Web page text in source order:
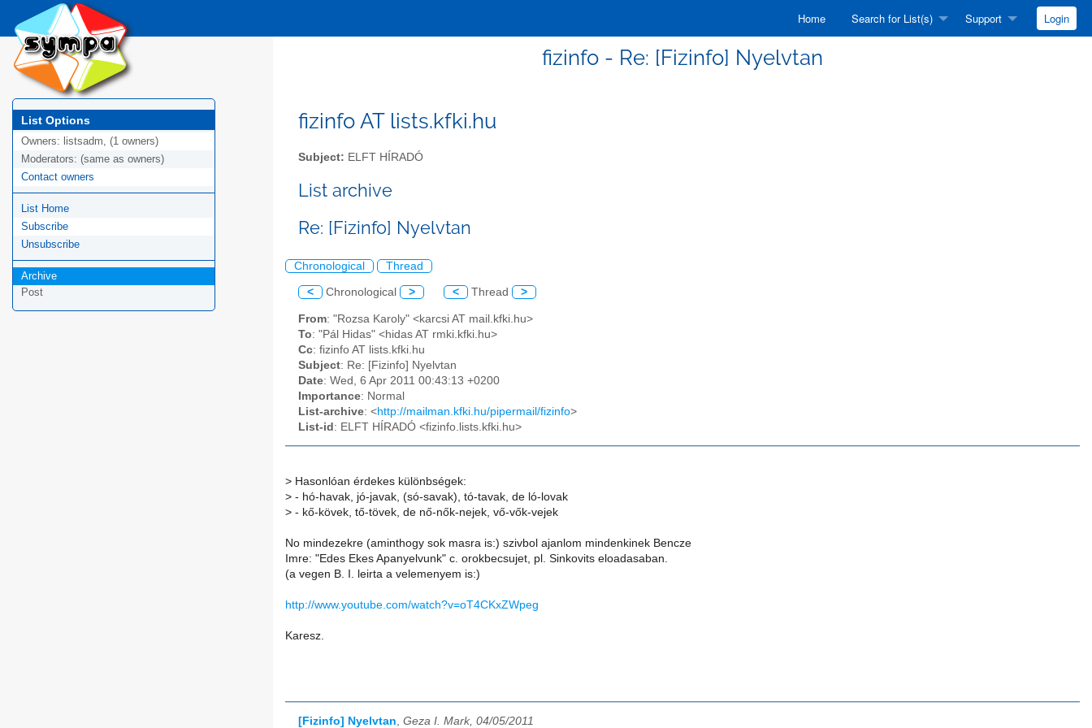
Home Search for List(s) Support Login
fizinfo - Re: [Fizinfo] Nyelvtan
List Options
Owners: listsadm, (1 owners)
Moderators: (same as owners)
Contact owners
List Home
Subscribe
Unsubscribe
Archive
Post
fizinfo AT lists.kfki.hu
Subject: ELFT HÍRADÓ
List archive
Re: [Fizinfo] Nyelvtan
Chronological Thread
< Chronological > < Thread >
From: "Rozsa Karoly" <karcsi AT mail.kfki.hu>
To: "Pál Hidas" <hidas AT rmki.kfki.hu>
Cc: fizinfo AT lists.kfki.hu
Subject: Re: [Fizinfo] Nyelvtan
Date: Wed, 6 Apr 2011 00:43:13 +0200
Importance: Normal
List-archive: <http://mailman.kfki.hu/pipermail/fizinfo>
List-id : ELFT HÍRADÓ <fizinfo.lists.kfki.hu>
> Hasonlóan érdekes különbségek:
> - hó-havak, jó-javak, (só-savak), tó-tavak, de ló-lovak
> - kő-kövek, tő-tövek, de nő-nők-nejek, vő-vők-vejek
No mindezekre (aminthogy sok masra is:) szivbol ajanlom mindenkinek Bencze
Imre: "Edes Ekes Apanyelvunk" c. orokbecsujet, pl. Sinkovits eloadasaban.
(a vegen B. I. leirta a velemenyem is:)
http://www.youtube.com/watch?v=oT4CKxZWpeg
Karesz.
[Fizinfo] Nyelvtan, Geza I. Mark, 04/05/2011